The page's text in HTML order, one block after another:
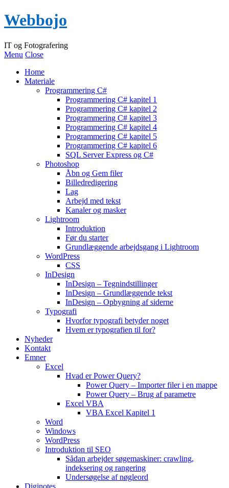
Webbojo
IT og Fotografering
Menu Close
Home
Materiale
Programmering C#
Programmering C# kapitel 1
Programmering C# kapitel 2
Programmering C# kapitel 3
Programmering C# kapitel 4
Programmering C# kapitel 5
Programmering C# kapitel 6
SQL Server Express og C#
Photoshop
Åbn og Gem filer
Billedredigering
Lag
Arbejd med tekst
Kanaler og masker
Lightroom
Introduktion
Før du starter
Grundlæggende arbejdsgang i Lightroom
WordPress
CSS
InDesign
InDesign – Tegnindstillinger
InDesign – Grundlæggende tekst
InDesign – Opbygning af siderne
Typografi
Hvorfor typografi betyder noget
Hvem er typografien til for?
Nyheder
Kontakt
Emner
Excel
Hvad er Power Query?
Power Query – Importer filer i en mappe
Power Query – Brug af parametre
Excel VBA
VBA Excel Kapitel 1
Word
Windows
WordPress
Introduktion til SEO
Sådan arbejder søgemaskiner: crawling,
indeksering og rangering
Undersøgelse af nøgleord
Diginotes